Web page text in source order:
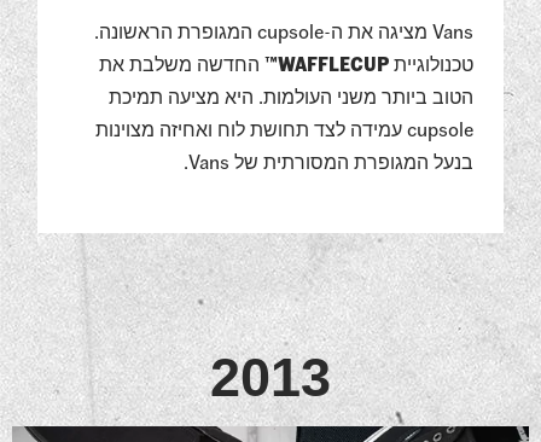
Vans מציגה את ה-cupsole המגופרת הראשונה.
טכנולוגייתWAFFLECUP™
החדשה משלבת את
הטוב ביותר משני העולמות. היא מציעה תמיכת
cupsole עמידה לצד תחושת לוח ואחיזה מצוינות
בנעל המגופרת המסורתית של Vans.
2013